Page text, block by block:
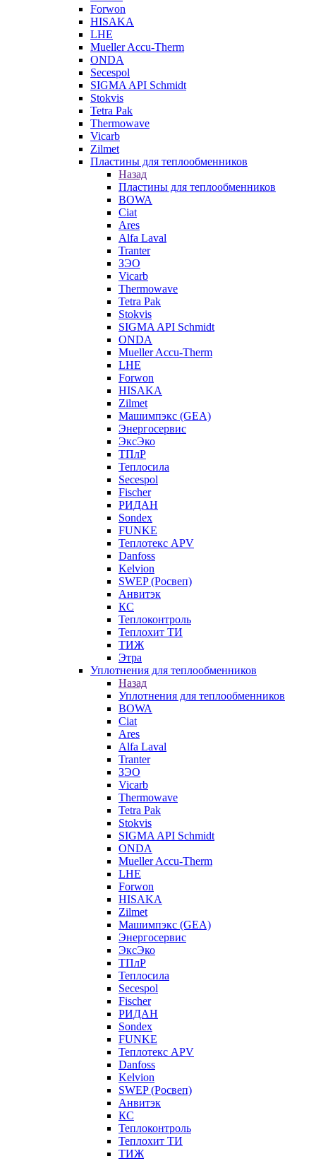
Forwon
HISAKA
LHE
Mueller Accu-Therm
ONDA
Secespol
SIGMA API Schmidt
Stokvis
Tetra Pak
Thermowave
Vicarb
Zilmet
Пластины для теплообменников
Назад
Пластины для теплообменников
BOWA
Ciat
Ares
Alfa Laval
Tranter
ЗЭО
Vicarb
Thermowave
Tetra Pak
Stokvis
SIGMA API Schmidt
ONDA
Mueller Accu-Therm
LHE
Forwon
HISAKA
Zilmet
Машимпэкс (GEA)
Энергосервис
ЭксЭко
ТПлР
Теплосила
Secespol
Fischer
РИДАН
Sondex
FUNKE
Теплотекс APV
Danfoss
Kelvion
SWEP (Росвеп)
Анвитэк
КС
Теплоконтроль
Теплохит ТИ
ТИЖ
Этра
Уплотнения для теплообменников
Назад
Уплотнения для теплообменников
BOWA
Ciat
Ares
Alfa Laval
Tranter
ЗЭО
Vicarb
Thermowave
Tetra Pak
Stokvis
SIGMA API Schmidt
ONDA
Mueller Accu-Therm
LHE
Forwon
HISAKA
Zilmet
Машимпэкс (GEA)
Энергосервис
ЭксЭко
ТПлР
Теплосила
Secespol
Fischer
РИДАН
Sondex
FUNKE
Теплотекс APV
Danfoss
Kelvion
SWEP (Росвеп)
Анвитэк
КС
Теплоконтроль
Теплохит ТИ
ТИЖ